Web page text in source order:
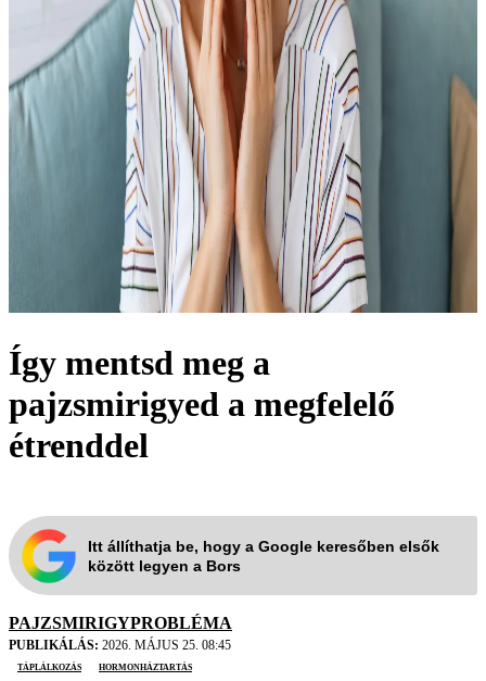
Így mentsd meg a
pajzsmirigyed a megfelelő
étrenddel
Itt állíthatja be, hogy a Google keresőben elsők
között legyen a Bors
PAJZSMIRIGYPROBLÉMA
PUBLIKÁLÁS: 2026. MÁJUS 25. 08:45
táplálkozás
hormonháztartás